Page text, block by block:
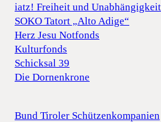
iatz! Freiheit und Unabhängigkeit
SOKO Tatort „Alto Adige“
Herz Jesu Notfonds
Kulturfonds
Schicksal 39
Die Dornenkrone
Bund Tiroler Schützenkompanien